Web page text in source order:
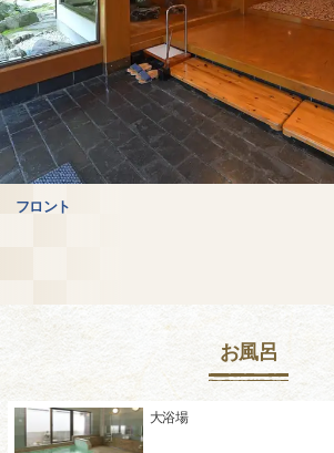
フロント
お風呂
大浴場